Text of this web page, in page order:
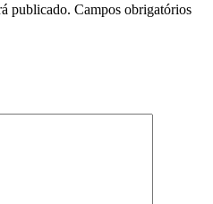
publicado. Campos obrigatórios